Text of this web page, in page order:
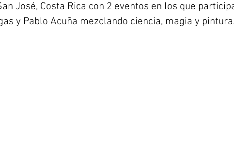
José, Costa Rica con 2 eventos en los que
y Pablo Acuña mezclando ciencia, magia y pintura.